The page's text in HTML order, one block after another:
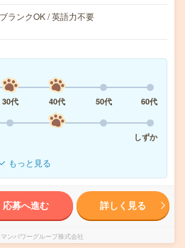
ランクOK / 英語力不要
30代 40代 50代
60代
しずか
もっと見る
応募へ進む 詳しく見る
マンパワーグループ株式会社